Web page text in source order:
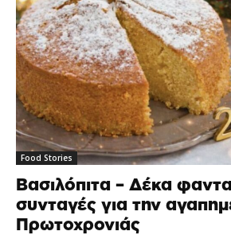
Food Stories
Βασιλόπιτα – Δέκα
συνταγές για την
Πρωτοχρονιάς